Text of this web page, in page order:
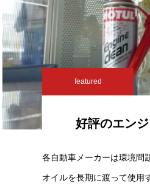
featured
好評のエン
各自動車メーカーは環境問
オイルを長期に渡って使用